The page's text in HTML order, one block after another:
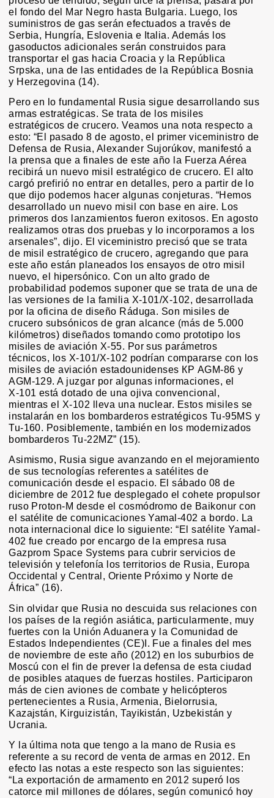
el fondo del Mar Negro hasta Bulgaria. Luego, los
suministros de gas serán efectuados a través de
Serbia, Hungría, Eslovenia e Italia. Además los
gasoductos adicionales serán construidos para
transportar el gas hacia Croacia y la República
Srpska, una de las entidades de la República Bosnia
y Herzegovina (14).
Pero en lo fundamental Rusia sigue desarrollando sus
armas estratégicas. Se trata de los misiles
estratégicos de crucero. Veamos una nota respecto a
esto: “El pasado 8 de agosto, el primer viceministro de
Defensa de Rusia, Alexander Sujorúkov, manifestó a
la prensa que a finales de este año la Fuerza Aérea
recibirá un nuevo misil estratégico de crucero. El alto
cargó prefirió no entrar en detalles, pero a partir de lo
que dijo podemos hacer algunas conjeturas. “Hemos
desarrollado un nuevo misil con base en aire. Los
primeros dos lanzamientos fueron exitosos. En agosto
realizamos otras dos pruebas y lo incorporamos a los
arsenales”, dijo. El viceministro precisó que se trata
de misil estratégico de crucero, agregando que para
este año están planeados los ensayos de otro misil
nuevo, el hipersónico. Con un alto grado de
probabilidad podemos suponer que se trata de una de
las versiones de la familia Х-101/Х-102, desarrollada
por la oficina de diseño Ráduga. Son misiles de
crucero subsónicos de gran alcance (más de 5.000
kilómetros) diseñados tomando como prototipo los
misiles de aviación Х-55. Por sus parámetros
técnicos, los Х-101/Х-102 podrían compararse con los
misiles de aviación estadounidenses КР AGM-86 y
AGM-129. A juzgar por algunas informaciones, el
Х-101 está dotado de una ojiva convencional,
mientras el Х-102 lleva una nuclear. Estos misiles se
instalarán en los bombarderos estratégicos Tu-95MS y
Tu-160. Posiblemente, también en los modernizados
bombarderos Tu-22MZ” (15).
Asimismo, Rusia sigue avanzando en el mejoramiento
de sus tecnologías referentes a satélites de
comunicación desde el espacio. El sábado 08 de
diciembre de 2012 fue desplegado el cohete propulsor
ruso Proton-M desde el cosmódromo de Baikonur con
el satélite de comunicaciones Yamal-402 a bordo. La
nota internacional dice lo siguiente: “El satélite Yamal-
402 fue creado por encargo de la empresa rusa
Gazprom Space Systems para cubrir servicios de
televisión y telefonía los territorios de Rusia, Europa
Occidental y Central, Oriente Próximo y Norte de
África” (16).
Sin olvidar que Rusia no descuida sus relaciones con
los países de la región asiática, particularmente, muy
fuertes con la Unión Aduanera y la Comunidad de
Estados Independientes (CE)I. Fue a finales del mes
de noviembre de este año (2012) en los suburbios de
Moscú con el fin de prever la defensa de esta ciudad
de posibles ataques de fuerzas hostiles. Participaron
más de cien aviones de combate y helicópteros
pertenecientes a Rusia, Armenia, Bielorrusia,
Kazajstán, Kirguizistán, Tayikistán, Uzbekistán y
Ucrania.
Y la última nota que tengo a la mano de Rusia es
referente a su record de venta de armas en 2012. En
efecto las notas a este respecto son las siguientes:
“La exportación de armamento en 2012 superó los
catorce mil millones de dólares, según comunicó hoy